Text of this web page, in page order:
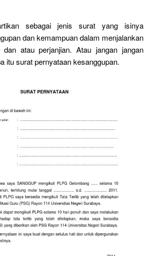
sebagai jenis surat yang isinya
dan kemampuan dalam menjalankan
atau perjanjian. Atau jangan jangan
itu surat pernyataan kesanggupan.